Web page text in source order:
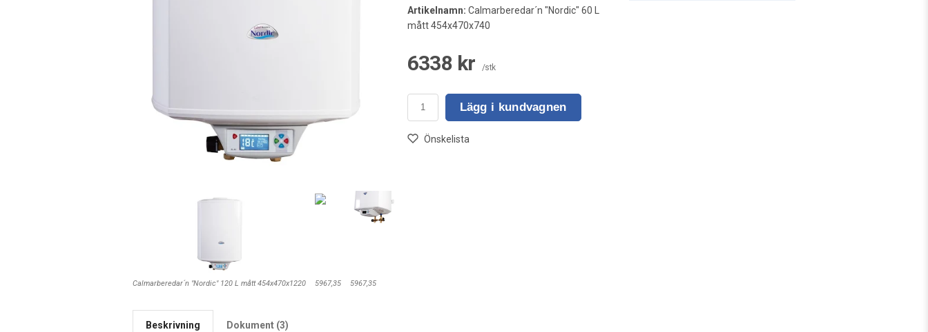
Artikelnamn: Calmarberedar´n "Nordic" 60 L
mått 454x470x740
6338 kr /stk
Lägg i kundvagnen
Önskelista
Calmarberedar´n "Nordic" 120 L mått 454x470x1220 5967,35 5967,35
Beskrivning Dokument (3)